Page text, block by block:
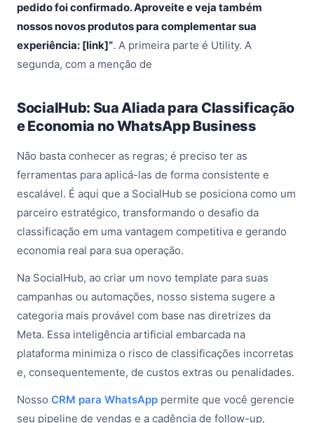
pedido foi confirmado. Aproveite e veja também
nossos novos produtos para complementar sua
experiência: [link]”. A primeira parte é Utility. A
segunda, com a menção de
SocialHub: Sua Aliada para Classificação
e Economia no WhatsApp Business
Não basta conhecer as regras; é preciso ter as
ferramentas para aplicá-las de forma consistente e
escalável. É aqui que a SocialHub se posiciona como um
parceiro estratégico, transformando o desafio da
classificação em uma vantagem competitiva e gerando
economia real para sua operação.
Na SocialHub, ao criar um novo template para suas
campanhas ou automações, nosso sistema sugere a
categoria mais provável com base nas diretrizes da
Meta. Essa inteligência artificial embarcada na
plataforma minimiza o risco de classificações incorretas
e, consequentemente, de custos extras ou penalidades.
Nosso CRM para WhatsApp permite que você gerencie
seu pipeline de vendas e a cadência de follow-up,